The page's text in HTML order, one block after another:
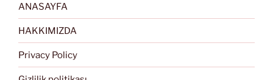
ANASAYFA
HAKKIMIZDA
Privacy Policy